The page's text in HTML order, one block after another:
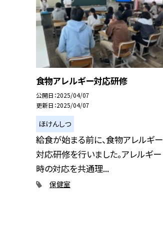
食物アレルギー対応研修
公開日 2025/04/07
更新日 2025/04/07
ほけんしつ
給食が始まる前に、食物アレルギー
対応研修を行いました。アレルギー
時の対応を共通理...
保健室